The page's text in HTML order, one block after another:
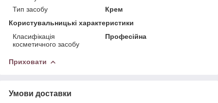
Тип засобу
Крем
Користувальницькі характеристики
Класифікація
косметичного засобу
Професійна
Приховати
Умови доставки